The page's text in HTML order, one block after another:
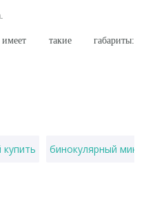
такие габариты:
бинокулярный